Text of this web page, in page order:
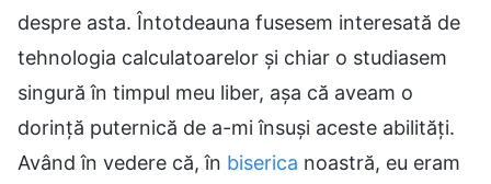
despre asta. Întotdeauna fusesem interesată de
tehnologia calculatoarelor și chiar o studiasem
singură în timpul meu liber, așa că aveam o
dorință puternică de a-mi însuși aceste abilități.
Având în vedere că, în biserica noastră, eu eram